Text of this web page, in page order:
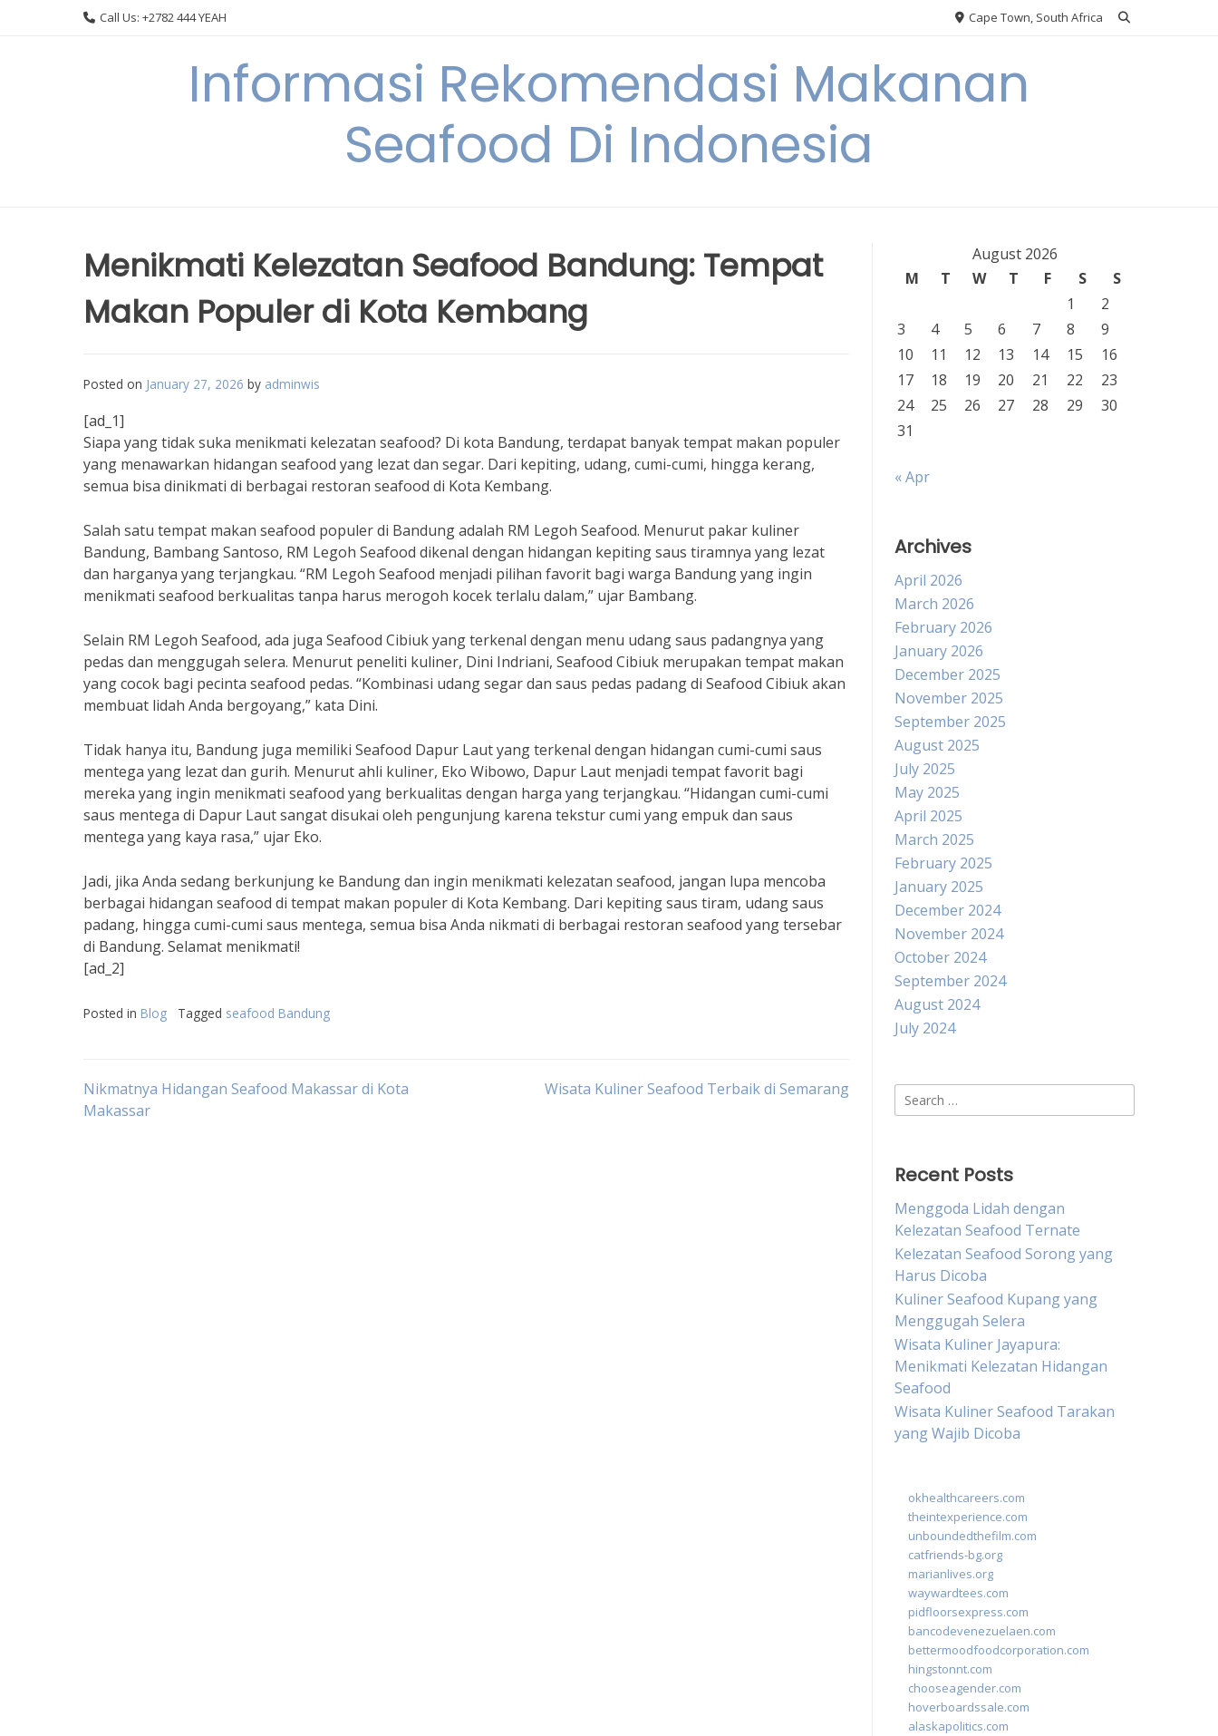
Call Us: +2782 444 YEAH Cape Town, South Africa
Informasi Rekomendasi Makanan
Seafood Di Indonesia
Menikmati Kelezatan Seafood Bandung: Tempat
Makan Populer di Kota Kembang
Posted on January 27, 2026 by adminwis
[ad_1]
Siapa yang tidak suka menikmati kelezatan seafood? Di kota Bandung, terdapat banyak tempat makan populer
yang menawarkan hidangan seafood yang lezat dan segar. Dari kepiting, udang, cumi-cumi, hingga kerang,
semua bisa dinikmati di berbagai restoran seafood di Kota Kembang.
Salah satu tempat makan seafood populer di Bandung adalah RM Legoh Seafood. Menurut pakar kuliner
Bandung, Bambang Santoso, RM Legoh Seafood dikenal dengan hidangan kepiting saus tiramnya yang lezat
dan harganya yang terjangkau. “RM Legoh Seafood menjadi pilihan favorit bagi warga Bandung yang ingin
menikmati seafood berkualitas tanpa harus merogoh kocek terlalu dalam,” ujar Bambang.
Selain RM Legoh Seafood, ada juga Seafood Cibiuk yang terkenal dengan menu udang saus padangnya yang
pedas dan menggugah selera. Menurut peneliti kuliner, Dini Indriani, Seafood Cibiuk merupakan tempat makan
yang cocok bagi pecinta seafood pedas. “Kombinasi udang segar dan saus pedas padang di Seafood Cibiuk akan
membuat lidah Anda bergoyang,” kata Dini.
Tidak hanya itu, Bandung juga memiliki Seafood Dapur Laut yang terkenal dengan hidangan cumi-cumi saus
mentega yang lezat dan gurih. Menurut ahli kuliner, Eko Wibowo, Dapur Laut menjadi tempat favorit bagi
mereka yang ingin menikmati seafood yang berkualitas dengan harga yang terjangkau. “Hidangan cumi-cumi
saus mentega di Dapur Laut sangat disukai oleh pengunjung karena tekstur cumi yang empuk dan saus
mentega yang kaya rasa,” ujar Eko.
Jadi, jika Anda sedang berkunjung ke Bandung dan ingin menikmati kelezatan seafood, jangan lupa mencoba
berbagai hidangan seafood di tempat makan populer di Kota Kembang. Dari kepiting saus tiram, udang saus
padang, hingga cumi-cumi saus mentega, semua bisa Anda nikmati di berbagai restoran seafood yang tersebar
di Bandung. Selamat menikmati!
[ad_2]
Posted in Blog Tagged seafood Bandung
Post
Nikmatnya Hidangan Seafood Makassar di Kota
Makassar
Wisata Kuliner Seafood Terbaik di Semarang
August 2026
M
T W T F S
S
1
2
3
4 5 6 7 8
9
10
11 12 13 14 15
16
17
18 19 20 21 22
23
24
25 26 27 28 29
30
31
« Apr
Archives
April 2026
March 2026
February 2026
January 2026
December 2025
November 2025
September 2025
August 2025
July 2025
May 2025
April 2025
March 2025
February 2025
January 2025
December 2024
November 2024
October 2024
September 2024
August 2024
July 2024
Search
for:
Recent Posts
Menggoda Lidah dengan
Kelezatan Seafood Ternate
Kelezatan Seafood Sorong yang
Harus Dicoba
Kuliner Seafood Kupang yang
Menggugah Selera
Wisata Kuliner Jayapura:
Menikmati Kelezatan Hidangan
Seafood
Wisata Kuliner Seafood Tarakan
yang Wajib Dicoba
okhealthcareers.com
theintexperience.com
unboundedthefilm.com
catfriends-bg.org
marianlives.org
waywardtees.com
pidfloorsexpress.com
bancodevenezuelaen.com
bettermoodfoodcorporation.com
hingstonnt.com
chooseagender.com
hoverboardssale.com
alaskapolitics.com